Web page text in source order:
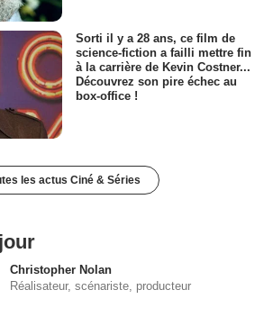
Sorti il y a 28 ans, ce film de
science-fiction a failli mettre fin
à la carrière de Kevin Costner...
Découvrez son pire échec au
box-office !
les actus Ciné & Séries
Christopher Nolan
Réalisateur, scénariste, producteur